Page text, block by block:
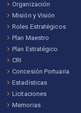
Organización
Misión y Visión
Roles Estratégicos
Plan Maestro
Plan Estratégico
CRI
Concesión Portuaria
Estadísticas
Licitaciones
Memorias